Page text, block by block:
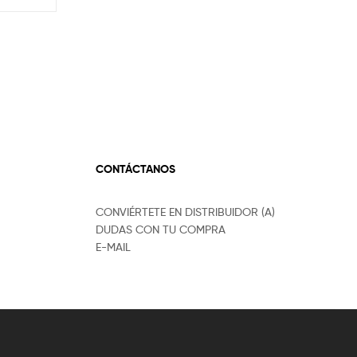
CONTÁCTANOS
CONVIÉRTETE EN DISTRIBUIDOR (A)
DUDAS CON TU COMPRA
E-MAIL